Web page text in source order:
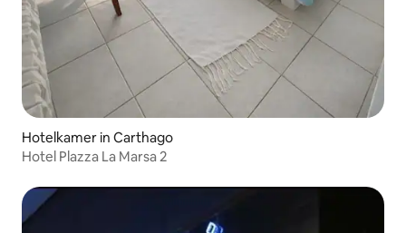
Hotelkamer in Carthago
Hotel Plazza La Marsa 2